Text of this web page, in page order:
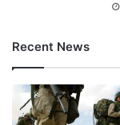
Recent News